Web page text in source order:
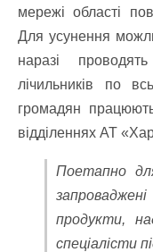
мережі області
Для усунення
наразі
лічильників по
громадян
відділеннях АТ
Поетапно
продукти,
спеціалісти